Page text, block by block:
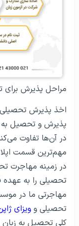
مراحل پذیرش برای
اخذ پذیرش تحصیلی
پذیرش و تحصیل به
در آن‌ها تفاوت
مهم‌ترین قسمت
در زمینه مهاجرت
تحصیلی را به
تحصیلی و ویزای
کلی تحصیل به زبان